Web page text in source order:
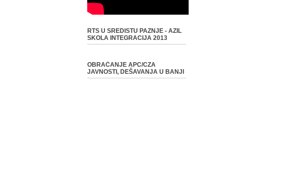
RTS U SREDISTU PAZNJE - AZIL
SKOLA INTEGRACIJA 2013
OBRAĆANJE APC/CZA
JAVNOSTI, DEŠAVANJA U BANJI